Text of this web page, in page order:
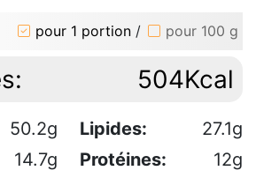
pour 1 portion / pour 100 g
504Kcal
50.2g Lipides:
27.1g
14.7g Protéines:
12g